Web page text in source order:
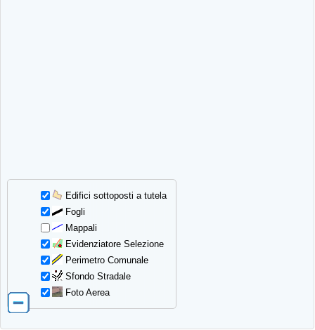
Edifici sottoposti a tutela
Fogli
Mappali
Evidenziatore Selezione
Perimetro Comunale
Sfondo Stradale
Foto Aerea